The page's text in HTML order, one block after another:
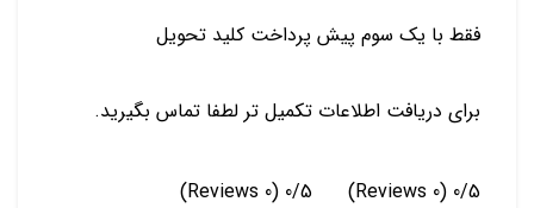
فقط با یک سوم پیش پرداخت کلید تحویل
برای دریافت اطلاعات تکمیل تر لطفا تماس بگیرید.
0/5
(0 Reviews)
0/5
(0 Reviews)